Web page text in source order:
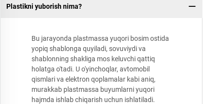
Plastikni yuborish nima?
Bu jarayonda plastmassa yuqori bosim ostida
yopiq shablonga quyiladi, sovuviydi va
shablonning shakliga mos keluvchi qattiq
holatga o'tadi. U o'yinchoqlar, avtomobil
qismlari va elektron qoplamalar kabi aniq,
murakkab plastmassa buyumlarni yuqori
hajmda ishlab chiqarish uchun ishlatiladi.